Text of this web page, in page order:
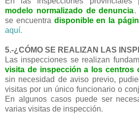
modelo normalizado de denuncia.
se encuentra disponible en la
aquí.
5.-¿CÓMO SE REALIZAN LAS
Las inspecciones se realizan
visita de inspección a los centros
sin necesidad de aviso previo,
visitas por un único funcionario o
En algunos casos puede ser
varias visitas de inspección.